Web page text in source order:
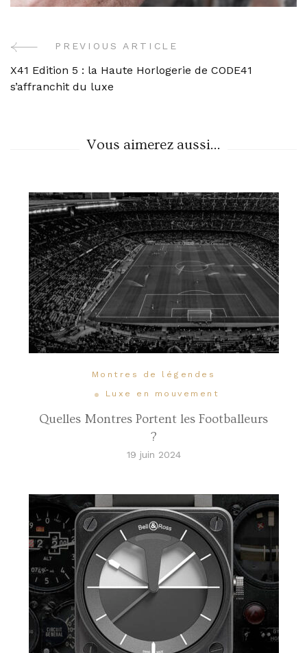
Post
Navigation
PREVIOUS ARTICLE
X41 Edition 5 : la Haute Horlogerie de CODE41
s’affranchit du luxe
Vous aimerez aussi...
Montres de légendes
Luxe en mouvement
Quelles Montres Portent les Footballeurs
?
19 juin 2024